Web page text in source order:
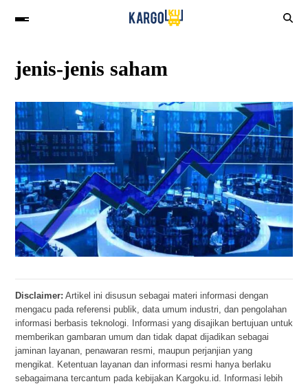
jenis-jenis saham
Disclaimer: Artikel ini disusun sebagai materi informasi dengan
mengacu pada referensi publik, data umum industri, dan pengolahan
informasi berbasis teknologi. Informasi yang disajikan bertujuan untuk
memberikan gambaran umum dan tidak dapat dijadikan sebagai
jaminan layanan, penawaran resmi, maupun perjanjian yang
mengikat. Ketentuan layanan dan informasi resmi hanya berlaku
sebagaimana tercantum pada kebijakan Kargoku.id. Informasi lebih